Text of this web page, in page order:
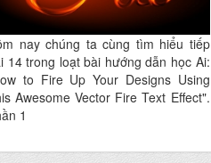
nay chúng ta cùng tìm hiểu tiếp
14 trong loạt bài hướng dẫn học Ai:
to Fire Up Your Designs Using
Awesome Vector Fire Text Effect".
1